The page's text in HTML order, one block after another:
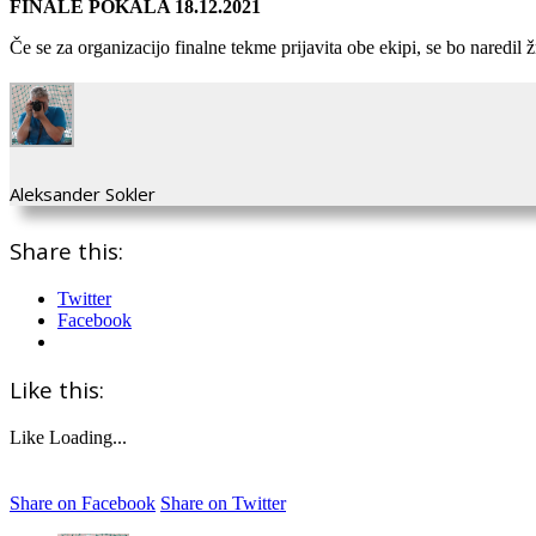
FINALE POKALA 18.12.2021
Če se za organizacijo finalne tekme prijavita obe ekipi, se bo naredil
Aleksander Sokler
Share this:
Twitter
Facebook
Like this:
Like Loading...
Share on Facebook Share on Twitter